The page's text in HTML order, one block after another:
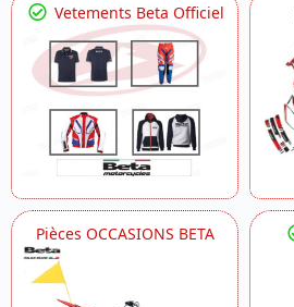
Vetements Beta Officiel
Pièces OCCASIONS BETA